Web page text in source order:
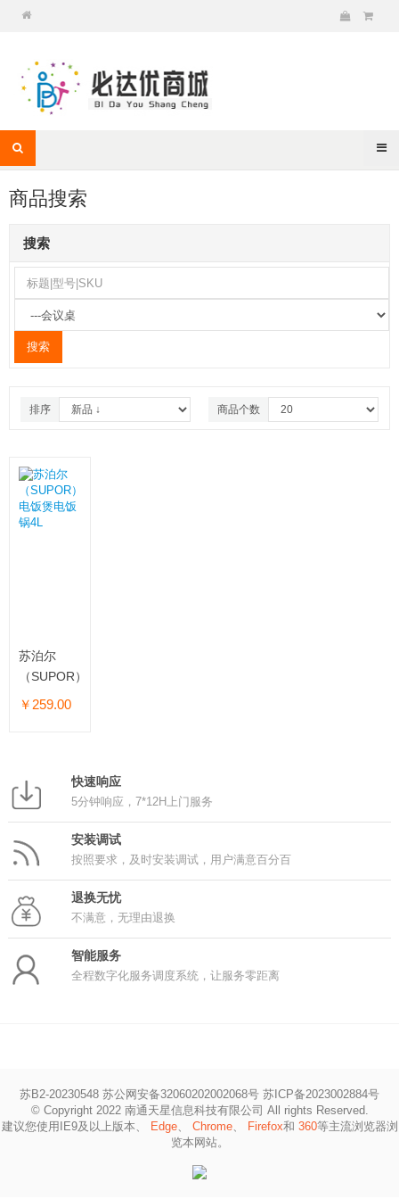
商品搜索
搜索
排序 商品个数
苏泊尔
（SUPOR）
电饭煲电饭
￥259.00
快速响应
5分钟响应，7*12H上门服务
安装调试
按照要求，及时安装调试，用户满意百分百
退换无忧
不满意，无理由退换
智能服务
全程数字化服务调度系统，让服务零距离
苏B2-20230548 苏公网安备32060202002068号 苏ICP备2023002884号
© Copyright 2022 南通天星信息科技有限公司 All rights Reserved.
建议您使用IE9及以上版本、
Edge、 Chrome、 Firefox和 360等主流浏览器浏
览本网站。